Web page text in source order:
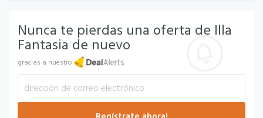
Nunca te pierdas una oferta de Illa
Fantasia de nuevo
gracias a nuestro